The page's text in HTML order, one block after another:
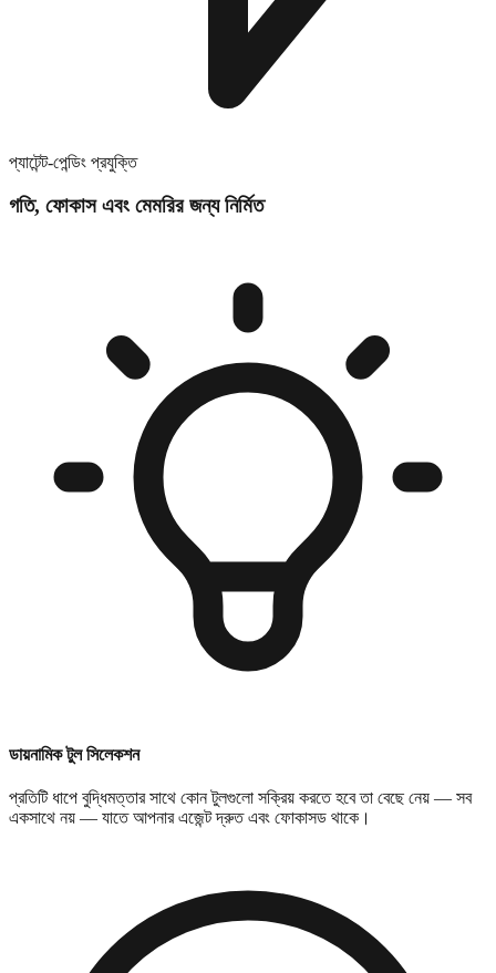
প্যাটেন্ট-পেন্ডিং প্রযুক্তি
গতি, ফোকাস এবং মেমরির জন্য নির্মিত
ডায়নামিক টুল সিলেকশন
প্রতিটি ধাপে বুদ্ধিমত্তার সাথে কোন টুলগুলো সক্রিয় করতে হবে তা বেছে নেয় — সব
একসাথে নয় — যাতে আপনার এজেন্ট দ্রুত এবং ফোকাসড থাকে।